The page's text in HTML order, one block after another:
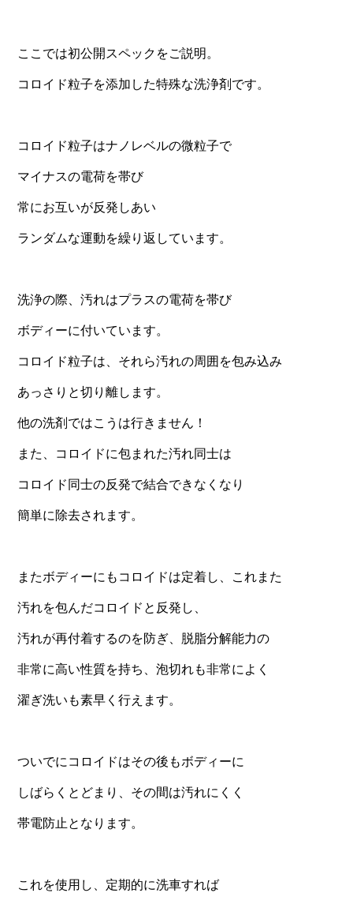
ここでは初公開スペックをご説明。
コロイド粒子を添加した特殊な洗浄剤です。
コロイド粒子はナノレベルの微粒子で
マイナスの電荷を帯び
常にお互いが反発しあい
ランダムな運動を繰り返しています。
洗浄の際、汚れはプラスの電荷を帯び
ボディーに付いています。
コロイド粒子は、それら汚れの周囲を包み込み
あっさりと切り離します。
他の洗剤ではこうは行きません！
また、コロイドに包まれた汚れ同士は
コロイド同士の反発で結合できなくなり
簡単に除去されます。
またボディーにもコロイドは定着し、これまた
汚れを包んだコロイドと反発し、
汚れが再付着するのを防ぎ、脱脂分解能力の
非常に高い性質を持ち、泡切れも非常によく
濯ぎ洗いも素早く行えます。
ついでにコロイドはその後もボディーに
しばらくとどまり、その間は汚れにくく
帯電防止となります。
これを使用し、定期的に洗車すれば